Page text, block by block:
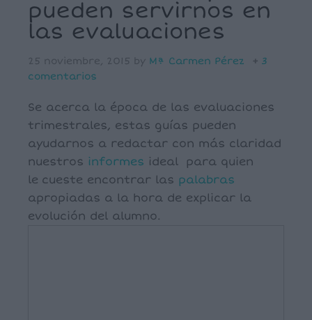
pueden servirnos en
las evaluaciones
25 noviembre, 2015 by Mª Carmen Pérez
3
comentarios
Se acerca la época de las evaluaciones
trimestrales, estas guías pueden
ayudarnos a redactar con más claridad
nuestros informes ideal para quien
le cueste encontrar las palabras
apropiadas a la hora de explicar la
evolución del alumno.